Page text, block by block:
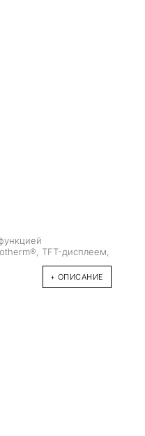
TFT-дисплеем,
+ ОПИСАНИЕ